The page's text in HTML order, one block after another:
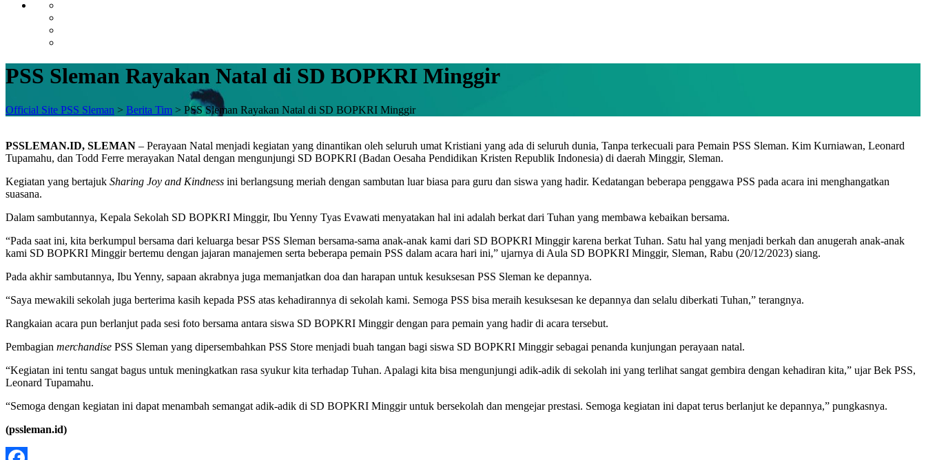
PSS Sleman Rayakan Natal di SD BOPKRI Minggir
Official Site PSS Sleman > Berita Tim > PSS Sleman Rayakan Natal di SD BOPKRI Minggir
PSSLEMAN.ID, SLEMAN – Perayaan Natal menjadi kegiatan yang dinantikan oleh seluruh umat Kristiani yang ada di seluruh dunia, Tanpa terkecuali para Pemain PSS Sleman. Kim Kurniawan, Leonard
Tupamahu, dan Todd Ferre merayakan Natal dengan mengunjungi SD BOPKRI (Badan Oesaha Pendidikan Kristen Republik Indonesia) di daerah Minggir, Sleman.
Kegiatan yang bertajuk Sharing Joy and Kindness ini berlangsung meriah dengan sambutan luar biasa para guru dan siswa yang hadir. Kedatangan beberapa penggawa PSS pada acara ini menghangatkan
suasana.
Dalam sambutannya, Kepala Sekolah SD BOPKRI Minggir, Ibu Yenny Tyas Evawati menyatakan hal ini adalah berkat dari Tuhan yang membawa kebaikan bersama.
“Pada saat ini, kita berkumpul bersama dari keluarga besar PSS Sleman bersama-sama anak-anak kami dari SD BOPKRI Minggir karena berkat Tuhan. Satu hal yang menjadi berkah dan anugerah anak-anak
kami SD BOPKRI Minggir bertemu dengan jajaran manajemen serta beberapa pemain PSS dalam acara hari ini,” ujarnya di Aula SD BOPKRI Minggir, Sleman, Rabu (20/12/2023) siang.
Pada akhir sambutannya, Ibu Yenny, sapaan akrabnya juga memanjatkan doa dan harapan untuk kesuksesan PSS Sleman ke depannya.
“Saya mewakili sekolah juga berterima kasih kepada PSS atas kehadirannya di sekolah kami. Semoga PSS bisa meraih kesuksesan ke depannya dan selalu diberkati Tuhan,” terangnya.
Rangkaian acara pun berlanjut pada sesi foto bersama antara siswa SD BOPKRI Minggir dengan para pemain yang hadir di acara tersebut.
Pembagian merchandise PSS Sleman yang dipersembahkan PSS Store menjadi buah tangan bagi siswa SD BOPKRI Minggir sebagai penanda kunjungan perayaan natal.
“Kegiatan ini tentu sangat bagus untuk meningkatkan rasa syukur kita terhadap Tuhan. Apalagi kita bisa mengunjungi adik-adik di sekolah ini yang terlihat sangat gembira dengan kehadiran kita,” ujar Bek PSS,
Leonard Tupamahu.
“Semoga dengan kegiatan ini dapat menambah semangat adik-adik di SD BOPKRI Minggir untuk bersekolah dan mengejar prestasi. Semoga kegiatan ini dapat terus berlanjut ke depannya,” pungkasnya.
(pssleman.id)